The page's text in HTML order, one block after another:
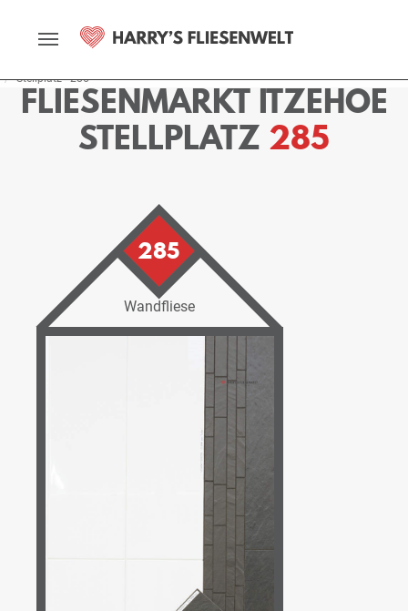
Stellplatz - 285
FLIESENMARKT ITZEHOE
STELLPLATZ 285
285
Wandfliese